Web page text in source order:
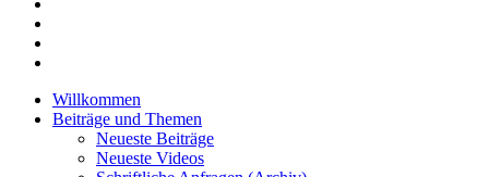
Willkommen
Beiträge und Themen
Neueste Beiträge
Neueste Videos